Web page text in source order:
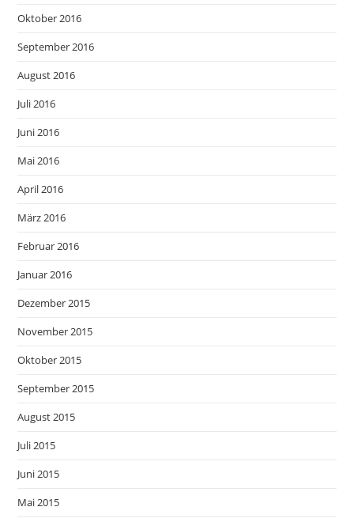
Oktober 2016
September 2016
August 2016
Juli 2016
Juni 2016
Mai 2016
April 2016
März 2016
Februar 2016
Januar 2016
Dezember 2015
November 2015
Oktober 2015
September 2015
August 2015
Juli 2015
Juni 2015
Mai 2015